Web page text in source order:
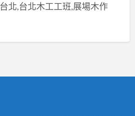
北,台北木工工班,展場木作